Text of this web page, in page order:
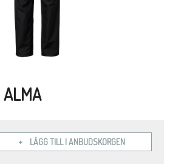
LÄGG TILL I ANBUDSKORGEN